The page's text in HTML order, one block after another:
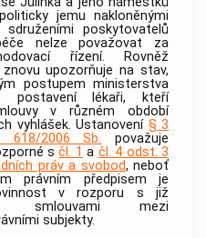
jemu nakloněnými
sdruženími poskytovatelů
nelze považovat za
řízení. Rovněž
upozorňuje na stav,
postupem ministerstva
postavení lékaři, kteří
v různém období
vyhlášek. Ustanovení § 3
618/2006 Sb. považuje
sčl. 1 a čl. 4 odst. 3
práv a svobod, neboť
právním předpisem je
v rozporu s již
smlouvami mezi
subjekty.